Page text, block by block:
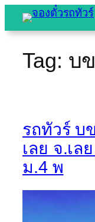
Skip
Tag: บ
รถทัวร์ บ
เลย จ.เล
ม.4 พ